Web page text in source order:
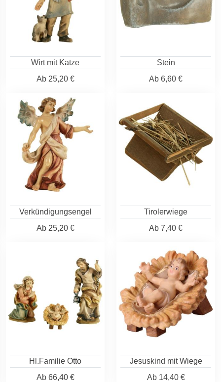
Wirt mit Katze
Ab25,20 €
Stein
Ab 6,60 €
Verkündigungsengel
Ab25,20 €
Tirolerwiege
Ab 7,40 €
Hl.Familie Otto
Ab66,40 €
Jesuskind mit Wiege
Ab14,40 €